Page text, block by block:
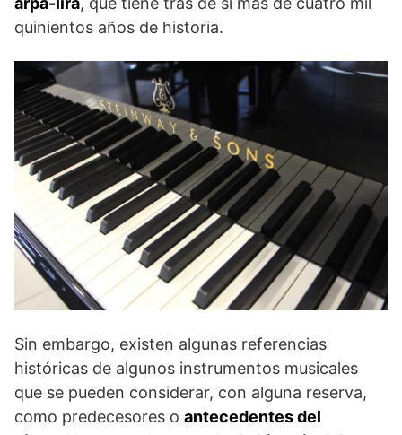
quinientos años de historia.
Sin embargo, existen algunas referencias
históricas de algunos instrumentos musicales
que se pueden considerar, con alguna reserva,
como predecesores o antecedentes del